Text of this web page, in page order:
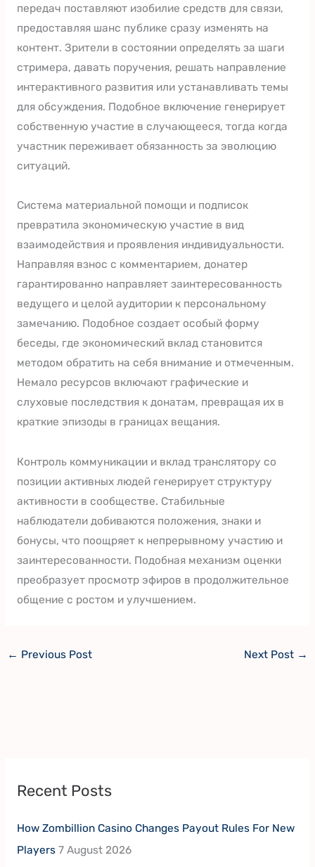
передач поставляют изобилие средств для связи,
предоставляя шанс публике сразу изменять на
контент. Зрители в состоянии определять за шаги
стримера, давать поручения, решать направление
интерактивного развития или устанавливать темы
для обсуждения. Подобное включение генерирует
собственную участие в случающееся, тогда когда
участник переживает обязанность за эволюцию
ситуаций.
Система материальной помощи и подписок
превратила экономическую участие в вид
взаимодействия и проявления индивидуальности.
Направляя взнос с комментарием, донатер
гарантированно направляет заинтересованность
ведущего и целой аудитории к персональному
замечанию. Подобное создает особый форму
беседы, где экономический вклад становится
методом обратить на себя внимание и отмеченным.
Немало ресурсов включают графические и
слуховые последствия к донатам, превращая их в
краткие эпизоды в границах вещания.
Контроль коммуникации и вклад транслятору со
позиции активных людей генерирует структуру
активности в сообществе. Стабильные
наблюдатели добиваются положения, знаки и
бонусы, что поощряет к непрерывному участию и
заинтересованности. Подобная механизм оценки
преобразует просмотр эфиров в продолжительное
общение с ростом и улучшением.
← Previous Post Next Post →
Recent Posts
How Zombillion Casino Changes Payout Rules For New
Players 7 August 2026